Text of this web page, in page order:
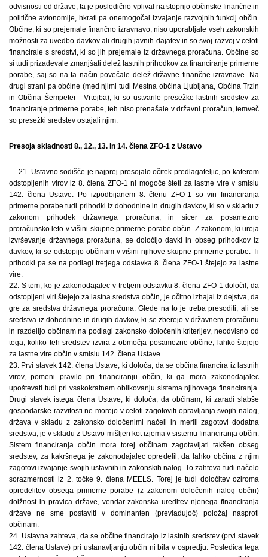
odvisnosti od države; ta je posledično vplival na stopnjo občinske finančne in
politične avtonomije, hkrati pa onemogočal izvajanje razvojnih funkcij občin.
Občine, ki so prejemale finančno izravnavo, niso uporabljale vseh zakonskih
možnosti za uvedbo davkov ali drugih javnih dajatev in so svoj razvoj v celoti
financirale s sredstvi, ki so jih prejemale iz državnega proračuna. Občine so
si tudi prizadevale zmanjšati delež lastnih prihodkov za financiranje primerne
porabe, saj so na ta način povečale delež državne finančne izravnave. Na
drugi strani pa občine (med njimi tudi Mestna občina Ljubljana, Občina Trzin
in Občina Šempeter - Vrtojba), ki so ustvarile presežke lastnih sredstev za
financiranje primerne porabe, teh niso prenašale v državni proračun, temveč
so presežki sredstev ostajali njim.
Presoja skladnosti 8., 12., 13. in 14. člena ZFO-1 z Ustavo
21. Ustavno sodišče je najprej presojalo očitek predlagateljic, po katerem
odstopljenih virov iz 8. člena ZFO-1 ni mogoče šteti za lastne vire v smislu
142. člena Ustave. Po izpodbijanem 8. členu ZFO-1 so viri financiranja
primerne porabe tudi prihodki iz dohodnine in drugih davkov, ki so v skladu z
zakonom prihodek državnega proračuna, in sicer za posamezno
proračunsko leto v višini skupne primerne porabe občin. Z zakonom, ki ureja
izvrševanje državnega proračuna, se določijo davki in obseg prihodkov iz
davkov, ki se odstopijo občinam v višini njihove skupne primerne porabe. Ti
prihodki pa se na podlagi tretjega odstavka 8. člena ZFO-1 štejejo za lastne
vire.
22. S tem, ko je zakonodajalec v tretjem odstavku 8. člena ZFO-1 določil, da
odstopljeni viri štejejo za lastna sredstva občin, je očitno izhajal iz dejstva, da
gre za sredstva državnega proračuna. Glede na to je treba presoditi, ali se
sredstva iz dohodnine in drugih davkov, ki se zberejo v državnem proračunu
in razdelijo občinam na podlagi zakonsko določenih kriterijev, neodvisno od
tega, koliko teh sredstev izvira z območja posamezne občine, lahko štejejo
za lastne vire občin v smislu 142. člena Ustave.
23. Prvi stavek 142. člena Ustave, ki določa, da se občina financira iz lastnih
virov, pomeni pravilo pri financiranju občin, ki ga mora zakonodajalec
upoštevati tudi pri vsakokratnem oblikovanju sistema njihovega financiranja.
Drugi stavek istega člena Ustave, ki določa, da občinam, ki zaradi slabše
gospodarske razvitosti ne morejo v celoti zagotoviti opravljanja svojih nalog,
država v skladu z zakonsko določenimi načeli in merili zagotovi dodatna
sredstva, je v skladu z Ustavo mišljen kot izjema v sistemu financiranja občin.
Sistem financiranja občin mora torej občinam zagotavljati takšen obseg
sredstev, za kakršnega je zakonodajalec opredelil, da lahko občina z njim
zagotovi izvajanje svojih ustavnih in zakonskih nalog. To zahteva tudi načelo
sorazmernosti iz 2. točke 9. člena MEELS. Torej je tudi določitev oziroma
opredelitev obsega primerne porabe (z zakonom določenih nalog občin)
dolžnost in pravica države, vendar zakonska ureditev njenega financiranja
države ne sme postaviti v dominanten (prevladujoč) položaj nasproti
občinam.
24. Ustavna zahteva, da se občine financirajo iz lastnih sredstev (prvi stavek
142. člena Ustave) pri ustanavljanju občin ni bila v ospredju. Posledica tega